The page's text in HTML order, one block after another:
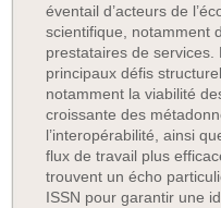
éventail d’acteurs de
scientifique, notamment
prestataires de
principaux défis
notamment la viabilité
croissante des
l’interopérabilité, ainsi
flux de travail plus
trouvent un écho
ISSN pour garantir une